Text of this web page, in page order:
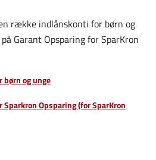
række indlånskonti for børn og
Garant Opsparing for SparKron
børn og unge
Opsparing (for SparKron